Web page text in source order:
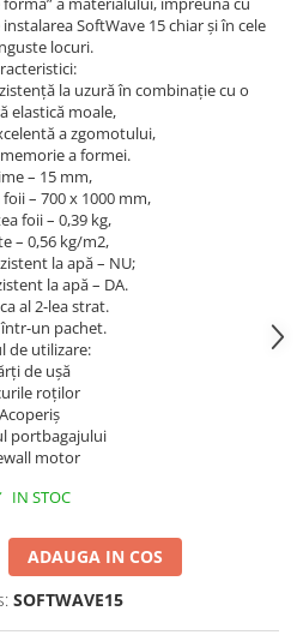
SoftWave 15 chiar și în cele
locuri.
la uzură în combinație cu o
elastică moale,
a zgomotului,
a formei.
– 15 mm,
– 700 x 1000 mm,
foii – 0,39 kg,
– 0,56 kg/m2,
la apă – NU;
la apă – DA.
al 2-lea strat.
într-un pachet.
de utilizare:
de ușă
roților
Acoperiş
portbagajului
motor
IN STOC
ADAUGA IN COS
SOFTWAVE15